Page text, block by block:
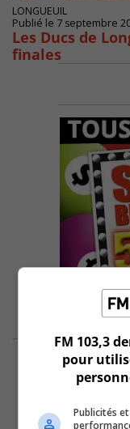
LONGUEUIL
Publié le 7 septembre
Les Ducs de
finales
FM 103,3
pour
Publicités